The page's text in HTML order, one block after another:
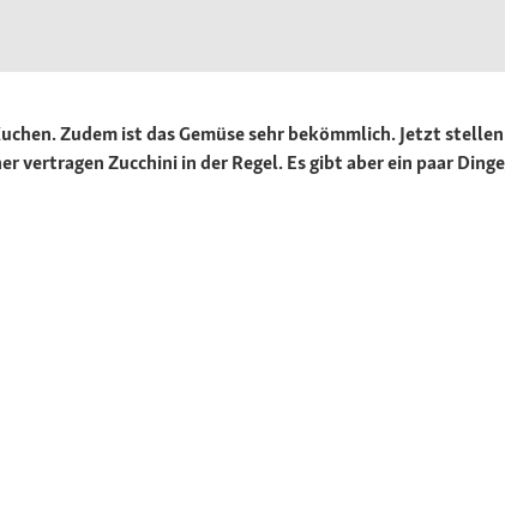
Zudem ist das Gemüse sehr bekömmlich. Jetzt
vertragen Zucchini in der Regel. Es gibt aber ein paar